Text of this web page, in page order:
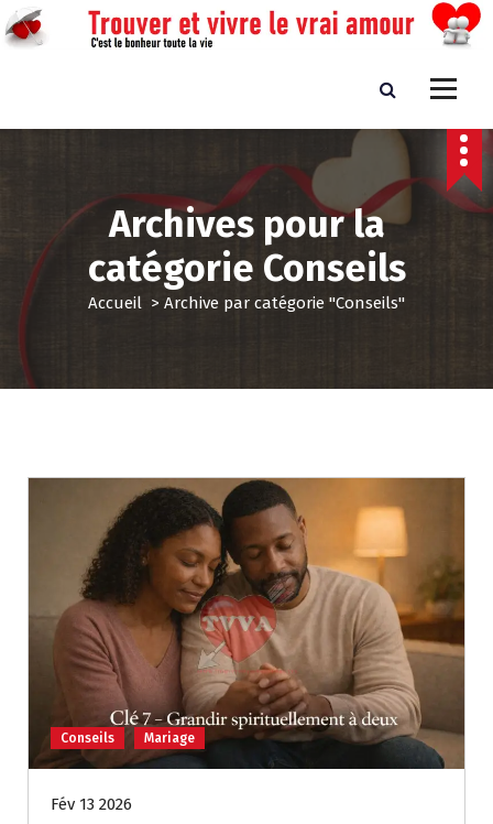
a
Trouver et vivre le vrai amour
Archives pour la
catégorie Conseils
Accueil > Archive par catégorie "Conseils"
Conseils Mariage
Fév 13 2026